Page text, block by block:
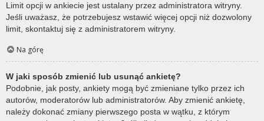
Limit opcji w ankiecie jest ustalany przez administratora witryny.
Jeśli uważasz, że potrzebujesz wstawić więcej opcji niż dozwolony
limit, skontaktuj się z administratorem witryny.
Na górę
W jaki sposób zmienić lub usunąć ankietę?
Podobnie, jak posty, ankiety mogą być zmieniane tylko przez ich
autorów, moderatorów lub administratorów. Aby zmienić ankietę,
należy dokonać zmiany pierwszego posta w wątku, z którym